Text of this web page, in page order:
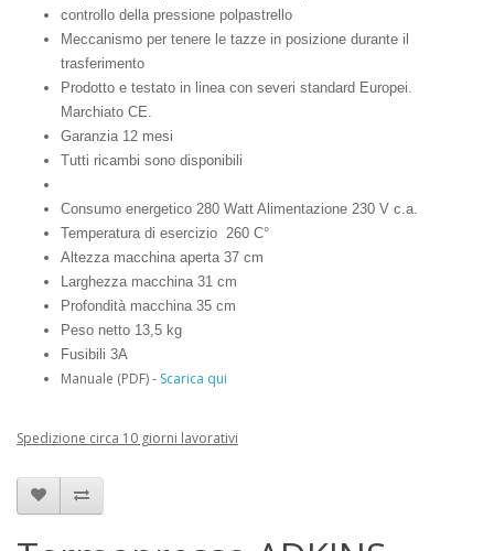
controllo della pressione polpastrello
Meccanismo per tenere le tazze in posizione durante il
trasferimento
Prodotto e testato in linea con severi standard Europei.
Marchiato CE.
Garanzia 12 mesi
Tutti ricambi sono disponibili
Consumo energetico 280 Watt Alimentazione 230 V c.a.
Temperatura di esercizio 260 C°
Altezza macchina aperta 37 cm
Larghezza macchina 31 cm
Profondità macchina 35 cm
Peso netto 13,5 kg
Fusibili 3A
Manuale (PDF) - Scarica qui
Spedizione circa 10 giorni lavorativi